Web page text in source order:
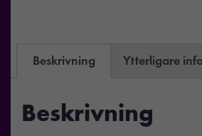
Beskrivning Ytterligare
Beskrivning